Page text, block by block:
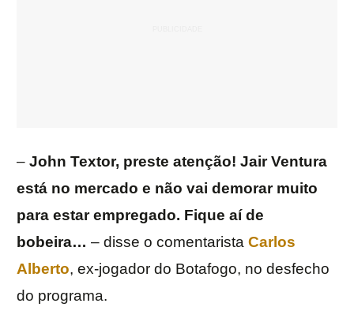
– John Textor, preste atenção! Jair Ventura
está no mercado e não vai demorar muito
para estar empregado. Fique aí de
bobeira… – disse o comentarista Carlos
Alberto, ex-jogador do Botafogo, no desfecho
do programa.